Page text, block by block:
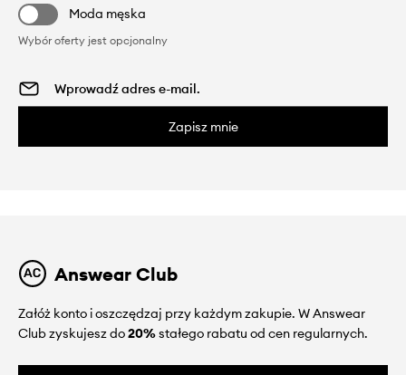
Moda męska
Wybór oferty jest opcjonalny
Zapisz mnie
Answear Club
Załóż konto i oszczędzaj przy każdym zakupie. W Answear
Club zyskujesz do20%stałego rabatu od cen regularnych.